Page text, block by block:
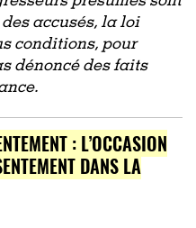
accusés, la loi
conditions, pour
dénoncé des faits
: L’OCCASION
DANS LA